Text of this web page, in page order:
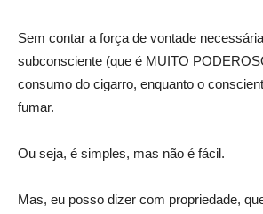
Sem contar a força de vontade
subconsciente (que é MUITO
consumo do cigarro, enquanto o
fumar.
Ou seja, é simples, mas não é fácil.
Mas, eu posso dizer com propriedade,